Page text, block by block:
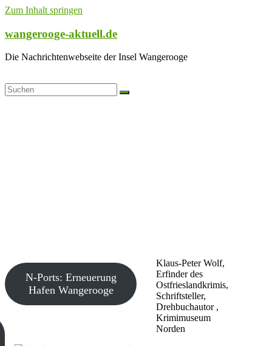
Zum Inhalt springen
wangerooge-aktuell.de
Die Nachrichtenwebseite der Insel Wangerooge
Klaus-Peter Wolf,
Erfinder des
Ostfrieslandkrimis,
Schriftsteller,
Drehbuchautor ,
Krimimuseum
Norden
N-Ports: Erneuerung
Hafen Wangerooge